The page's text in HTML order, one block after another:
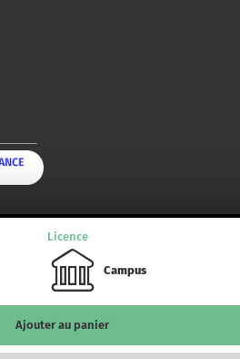
Licence
Campus
Ajouter au panier
réservés.